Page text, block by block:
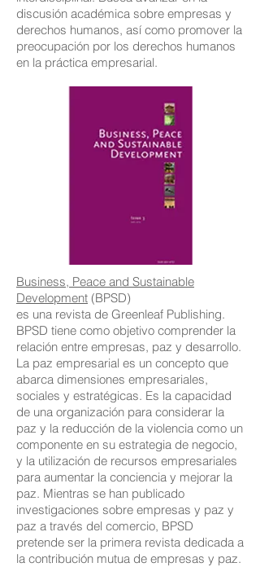
discusión académica sobre empresas y
derechos humanos, así como promover la
preocupación por los derechos humanos
en la práctica empresarial.
Business, Peace and Sustainable
Development (BPSD)
es una revista de Greenleaf Publishing.
BPSD tiene como objetivo comprender la
relación entre empresas, paz y desarrollo.
La paz empresarial es un concepto que
abarca dimensiones empresariales,
sociales y estratégicas. Es la capacidad
de una organización para considerar la
paz y la reducción de la violencia como un
componente en su estrategia de negocio,
y la utilización de recursos empresariales
para aumentar la conciencia y mejorar la
paz. Mientras se han publicado
investigaciones sobre empresas y paz y
paz a través del comercio, BPSD
pretende ser la primera revista dedicada a
la contribución mutua de empresas y paz.